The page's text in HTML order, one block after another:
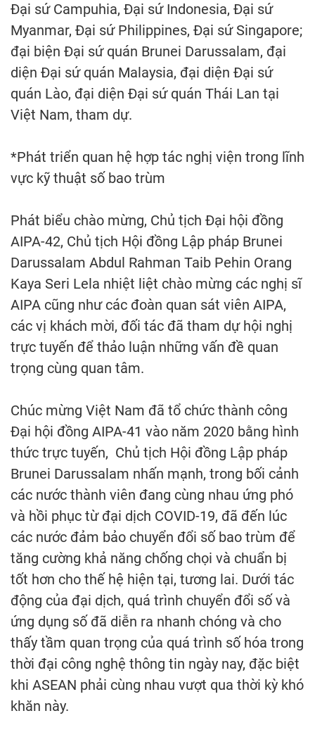
Đại sứ Campuhia, Đại sứ Indonesia, Đại sứ
Myanmar, Đại sứ Philippines, Đại sứ Singapore;
đại biện Đại sứ quán Brunei Darussalam, đại
diện Đại sứ quán Malaysia, đại diện Đại sứ
quán Lào, đại diện Đại sứ quán Thái Lan tại
Việt Nam, tham dự.
*Phát triển quan hệ hợp tác nghị viện trong lĩnh
vực kỹ thuật số bao trùm
Phát biểu chào mừng, Chủ tịch Đại hội đồng
AIPA-42, Chủ tịch Hội đồng Lập pháp Brunei
Darussalam Abdul Rahman Taib Pehin Orang
Kaya Seri Lela nhiệt liệt chào mừng các nghị sĩ
AIPA cũng như các đoàn quan sát viên AIPA,
các vị khách mời, đối tác đã tham dự hội nghị
trực tuyến để thảo luận những vấn đề quan
trọng cùng quan tâm.
Chúc mừng Việt Nam đã tổ chức thành công
Đại hội đồng AIPA-41 vào năm 2020 bằng hình
thức trực tuyến, Chủ tịch Hội đồng Lập pháp
Brunei Darussalam nhấn mạnh, trong bối cảnh
các nước thành viên đang cùng nhau ứng phó
và hồi phục từ đại dịch COVID-19, đã đến lúc
các nước đảm bảo chuyển đổi số bao trùm để
tăng cường khả năng chống chọi và chuẩn bị
tốt hơn cho thế hệ hiện tại, tương lai. Dưới tác
động của đại dịch, quá trình chuyển đổi số và
ứng dụng số đã diễn ra nhanh chóng và cho
thấy tầm quan trọng của quá trình số hóa trong
thời đại công nghệ thông tin ngày nay, đặc biệt
khi ASEAN phải cùng nhau vượt qua thời kỳ khó
khăn này.